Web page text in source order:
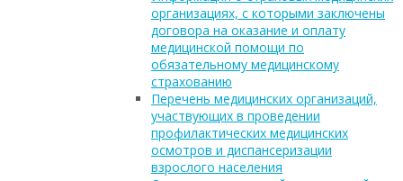
организациях, с которыми заключены
договора на оказание и оплату
медицинской помощи по
обязательному медицинскому
страхованию
Перечень медицинских организаций,
участвующих в проведении
профилактических медицинских
осмотров и диспансеризации
взрослого населения